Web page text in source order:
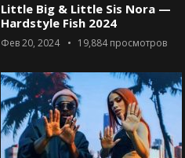
Little Big & Little Sis Nora —
Hardstyle Fish 2024
Фев 20, 2024 19,884просмотров